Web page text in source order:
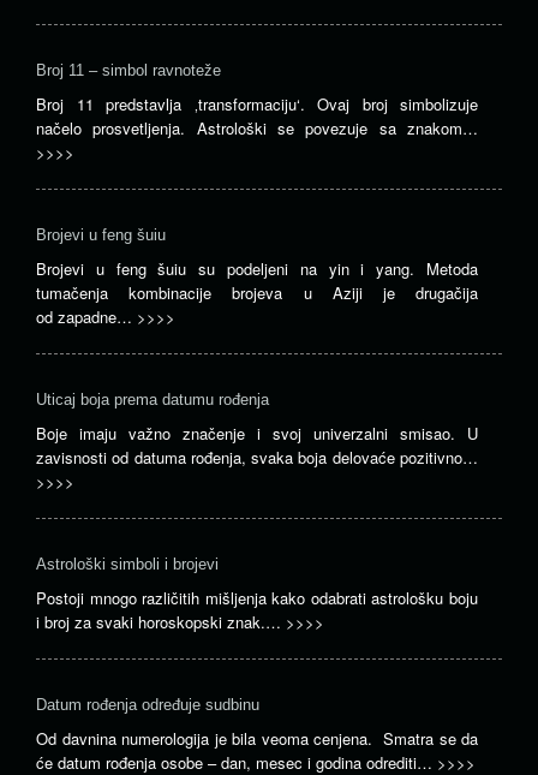
Broj 11 – simbol ravnoteže
Broj 11 predstavlja ‚transformaciju‘. Ovaj broj simbolizuje
načelo prosvetljenja. Astrološki se povezuje sa znakom…
>>>>
Brojevi u feng šuiu
Brojevi u feng šuiu su podeljeni na yin i yang. Metoda
tumačenja kombinacije brojeva u Aziji je drugačija
od zapadne… >>>>
Uticaj boja prema datumu rođenja
Boje imaju važno značenje i svoj univerzalni smisao. U
zavisnosti od datuma rođenja, svaka boja delovaće pozitivno…
>>>>
Astrološki simboli i brojevi
Postoji mnogo različitih mišljenja kako odabrati astrološku boju
i broj za svaki horoskopski znak.… >>>>
Datum rođenja određuje sudbinu
Od davnina numerologija je bila veoma cenjena. Smatra se da
će datum rođenja osobe – dan, mesec i godina odrediti… >>>>